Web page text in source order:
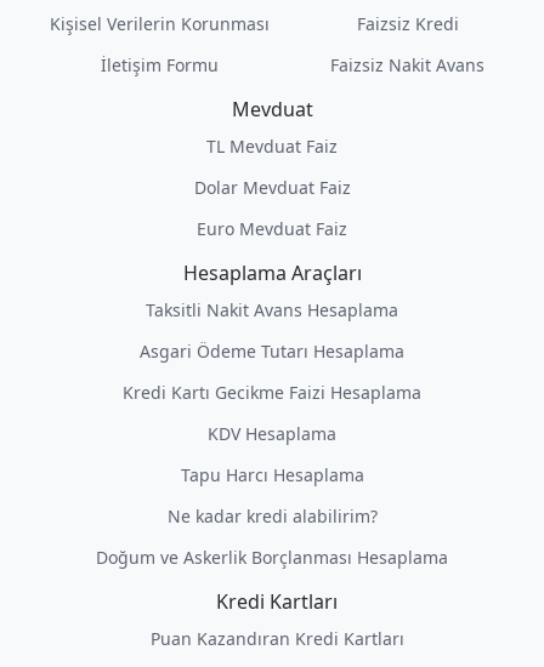
Kişisel Verilerin Korunması
İletişim Formu
Faizsiz Kredi
Faizsiz Nakit Avans
Mevduat
TL Mevduat Faiz
Dolar Mevduat Faiz
Euro Mevduat Faiz
Hesaplama Araçları
Taksitli Nakit Avans Hesaplama
Asgari Ödeme Tutarı Hesaplama
Kredi Kartı Gecikme Faizi Hesaplama
KDV Hesaplama
Tapu Harcı Hesaplama
Ne kadar kredi alabilirim?
Doğum ve Askerlik Borçlanması Hesaplama
Kredi Kartları
Puan Kazandıran Kredi Kartları